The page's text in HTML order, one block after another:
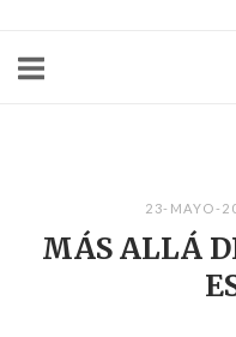
23-MAYO-
MÁS ALLÁ